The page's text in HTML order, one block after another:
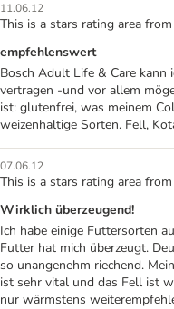
11.06.12
This is a stars rating area
empfehlenswert
Bosch Adult Life & Care kann
vertragen -und vor allem
ist: glutenfrei, was meinem
weizenhaltige Sorten. Fell,
07.06.12
This is a stars rating area
Wirklich überzeugend!
Ich habe einige Futtersorten
Futter hat mich überzeugt.
so unangenehm riechend.
ist sehr vital und das Fell ist
nur wärmstens